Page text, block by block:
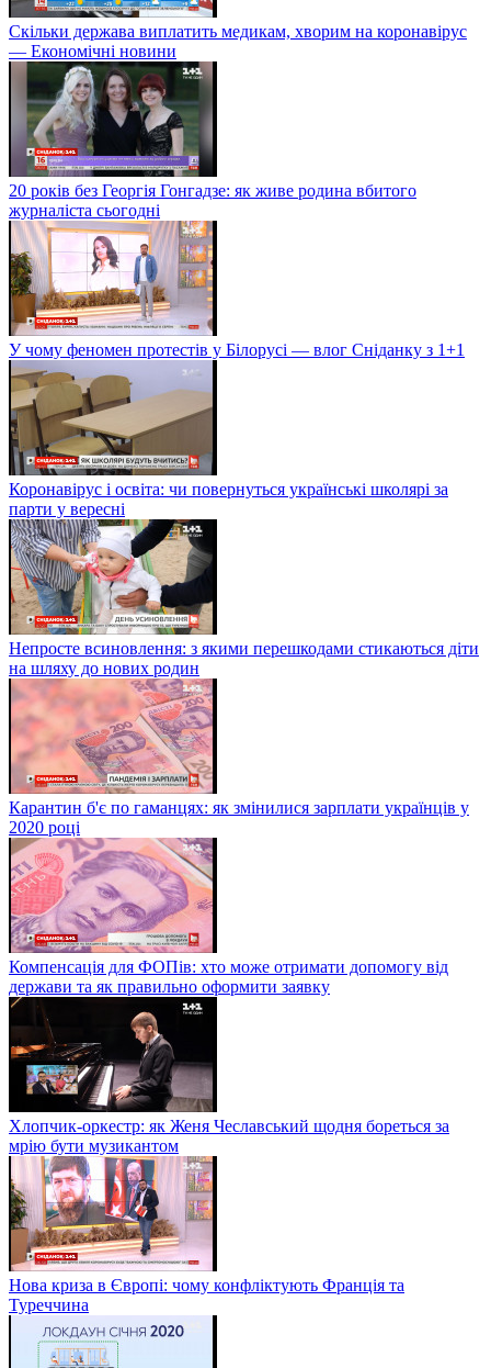
Скільки держава виплатить медикам, хворим на коронавірус
— Економічні новини
20 років без Георгія Гонгадзе: як живе родина вбитого
журналіста сьогодні
У чому феномен протестів у Білорусі — влог Сніданку з 1+1
Коронавірус і освіта: чи повернуться українські школярі за
парти у вересні
Непросте всиновлення: з якими перешкодами стикаються діти
на шляху до нових родин
Карантин б'є по гаманцях: як змінилися зарплати українців у
2020 році
Компенсація для ФОПів: хто може отримати допомогу від
держави та як правильно оформити заявку
Хлопчик-оркестр: як Женя Чеславський щодня бореться за
мрію бути музикантом
Нова криза в Європі: чому конфліктують Франція та
Туреччина